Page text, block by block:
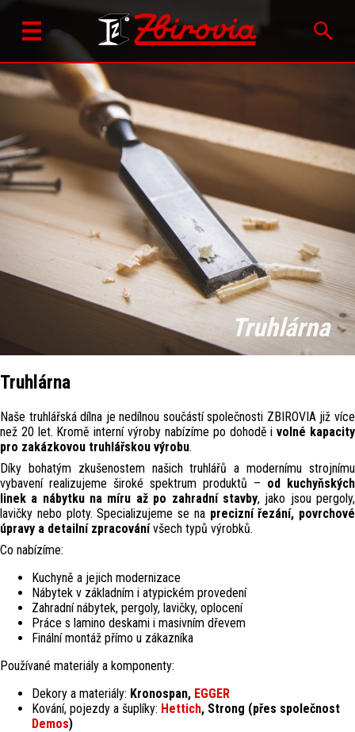
Truhlárna
Truhlárna
Naše truhlářská dílna je nedílnou součástí společnosti ZBIROVIA již více
než 20 let. Kromě interní výroby nabízíme po dohodě ivolné kapacity
pro zakázkovou truhlářskou výrobu.
Díky bohatým zkušenostem našich truhlářů a modernímu strojnímu
vybavení realizujeme široké spektrum produktů – od kuchyňských
linek a nábytku na míru až po zahradní stavby, jako jsou pergoly,
lavičky nebo ploty. Specializujeme se na precizní řezání, povrchové
úpravy a detailní zpracovánívšech typů výrobků.
Co nabízíme:
Kuchyně a jejich modernizace
Nábytek v základním i atypickém provedení
Zahradní nábytek, pergoly, lavičky, oplocení
Práce s lamino deskami i masivním dřevem
Finální montáž přímo u zákazníka
Používané materiály a komponenty:
Dekory a materiály: Kronospan, EGGER
Kování, pojezdy a šuplíky: Hettich, Strong (přes společnost
Demos)